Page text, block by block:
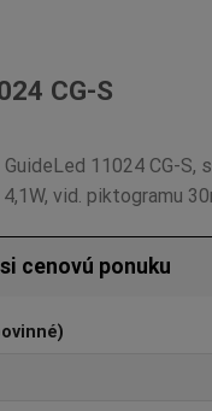
CG-S
11024 CG-S,
vid. piktogramu
cenovú ponuku